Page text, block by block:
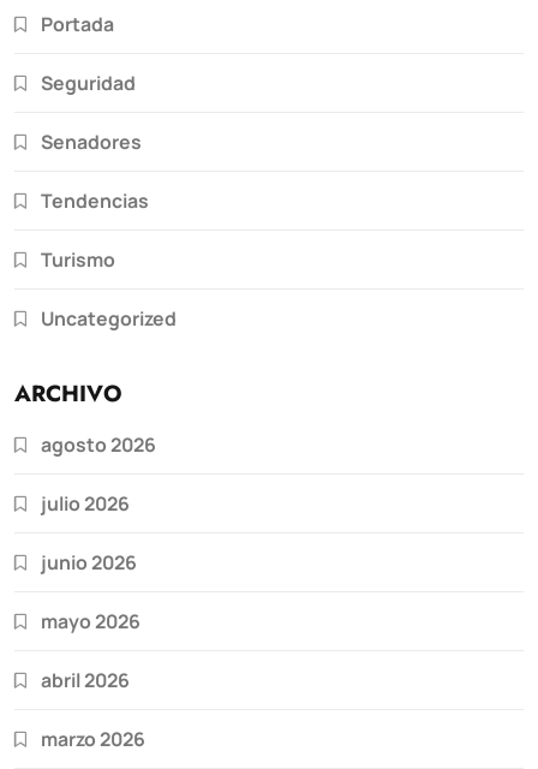
Portada
Seguridad
Senadores
Tendencias
Turismo
Uncategorized
ARCHIVO
agosto 2026
julio 2026
junio 2026
mayo 2026
abril 2026
marzo 2026